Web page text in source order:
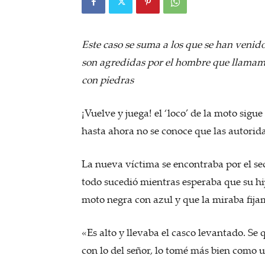
Este caso se suma a los que se han
son agredidas por el hombre que
con piedras
¡Vuelve y juega! el ‘loco’ de la moto
hasta ahora no se conoce que las
La nueva víctima se encontraba por el
todo sucedió mientras esperaba que su
moto negra con azul y que la miraba
«Es alto y llevaba el casco levantado.
con lo del señor, lo tomé más bien como